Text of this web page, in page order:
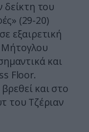
δείκτη του
(29-20)
εξαιρετική
Μήτογλου
και
Floor.
και στο
του Τζέριαν